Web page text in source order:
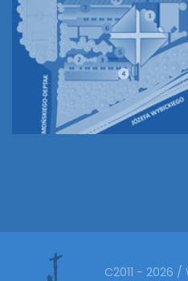
C2011 - 2026